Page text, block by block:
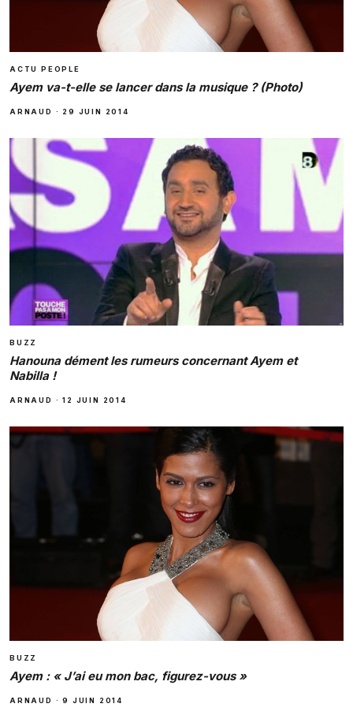
ACTU PEOPLE
Ayem va-t-elle se lancer dans la musique ? (Photo)
ARNAUD · 29 JUIN 2014
BUZZ
Hanouna dément les rumeurs concernant Ayem et
Nabilla !
ARNAUD ·12 JUIN 2014
BUZZ
Ayem : « J’ai eu mon bac, figurez-vous »
ARNAUD ·9 JUIN 2014